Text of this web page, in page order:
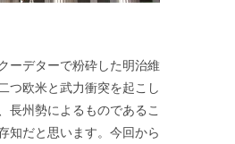
ーデターで粉砕した明治維
つ欧米と武力衝突を起こし
長州勢によるものであるこ
知だと思います。今回から